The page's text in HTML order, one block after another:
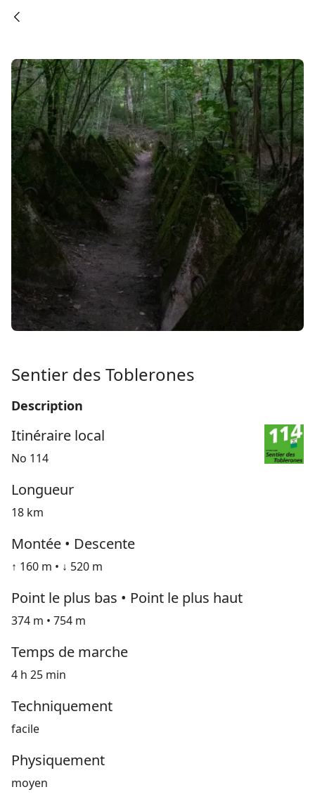
Sentier des Toblerones
Description
Itinéraire local
No 114
Longueur
18 km
Montée • Descente
↑ 160 m • ↓ 520 m
Point le plus bas • Point le plus haut
374 m • 754 m
Temps de marche
4 h 25 min
Techniquement
facile
Physiquement
moyen